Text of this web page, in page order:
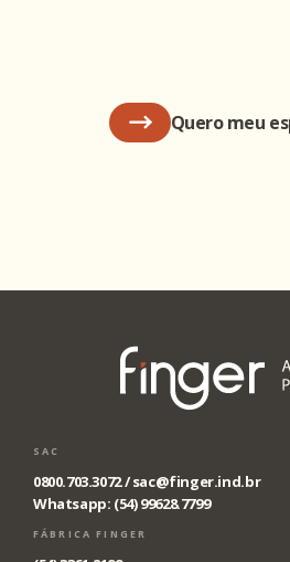
Quero meu
SAC
0800.703.3072 /sac@finger.ind.br
Whatsapp: (54) 99628.7799
FÁBRICA FINGER